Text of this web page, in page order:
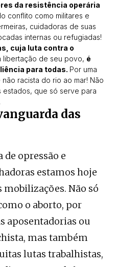
da resistência operária
conflito como militares e
cuidadoras de suas
internas ou refugiadas!
cuja luta contra o
libertação de seu povo, é
para todas. Por uma
racista do rio ao mar! Não
estados, que só serve para
das
de opressão e
estamos hoje
Não só
o aborto, por
aposentadorias ou
mas também
lutas trabalhistas,